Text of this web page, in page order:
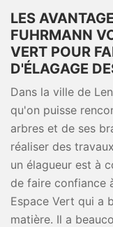
LES
FUHRMANN
VERT POUR
D'ÉLAGAGE
Dans la ville de
qu'on puisse
arbres et de ses
réaliser des
un élagueur est à
de faire confiance
Espace Vert qui a
matière. Il a